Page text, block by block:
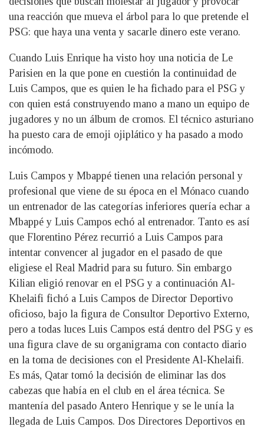
una reacción que mueva el árbol para lo que pretende el
PSG: que haya una venta y sacarle dinero este verano.
Cuando Luis Enrique ha visto hoy una noticia de Le
Parisien en la que pone en cuestión la continuidad de
Luis Campos, que es quien le ha fichado para el PSG y
con quien está construyendo mano a mano un equipo de
jugadores y no un álbum de cromos. El técnico asturiano
ha puesto cara de emoji ojiplático y ha pasado a modo
incómodo.
Luis Campos y Mbappé tienen una relación personal y
profesional que viene de su época en el Mónaco cuando
un entrenador de las categorías inferiores quería echar a
Mbappé y Luis Campos echó al entrenador. Tanto es así
que Florentino Pérez recurrió a Luis Campos para
intentar convencer al jugador en el pasado de que
eligiese el Real Madrid para su futuro. Sin embargo
Kilian eligió renovar en el PSG y a continuación Al-
Khelaifi fichó a Luis Campos de Director Deportivo
oficioso, bajo la figura de Consultor Deportivo Externo,
pero a todas luces Luis Campos está dentro del PSG y es
una figura clave de su organigrama con contacto diario
en la toma de decisiones con el Presidente Al-Khelaifi.
Es más, Qatar tomó la decisión de eliminar las dos
cabezas que había en el club en el área técnica. Se
mantenía del pasado Antero Henrique y se le unía la
llegada de Luis Campos. Dos Directores Deportivos en